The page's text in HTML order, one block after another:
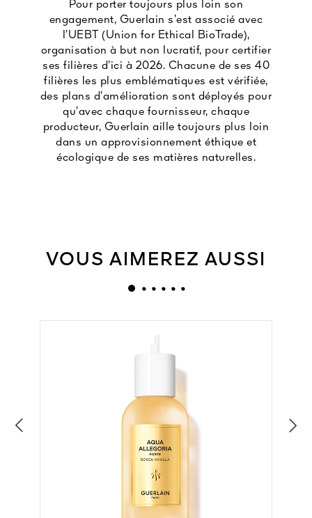
Pour porter toujours plus loin son
engagement, Guerlain s’est associé avec
l’UEBT (Union for Ethical BioTrade),
organisation à but non lucratif, pour certifier
ses filières d’ici à 2026. Chacune de ses 40
filières les plus emblématiques est vérifiée,
des plans d’amélioration sont déployés pour
qu’avec chaque fournisseur, chaque
producteur, Guerlain aille toujours plus loin
dans un approvisionnement éthique et
écologique de ses matières naturelles.
VOUS AIMEREZ AUSSI